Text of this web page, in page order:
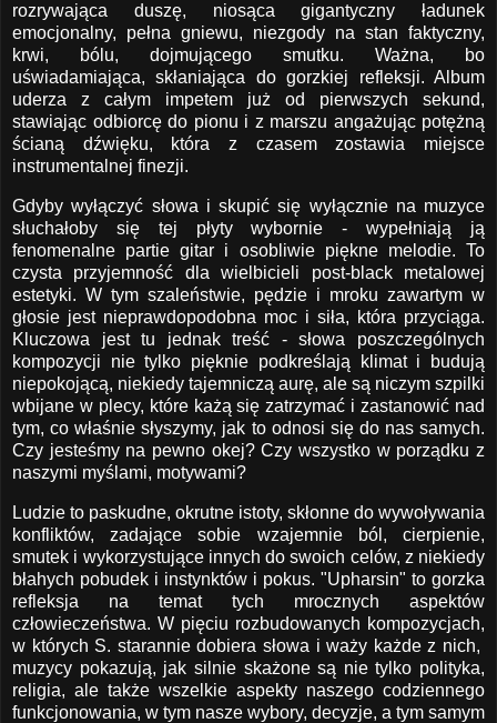
rozrywająca duszę, niosąca gigantyczny ładunek
emocjonalny, pełna gniewu, niezgody na stan faktyczny,
krwi, bólu, dojmującego smutku. Ważna, bo
uświadamiająca, skłaniająca do gorzkiej refleksji. Album
uderza z całym impetem już od pierwszych sekund,
stawiając odbiorcę do pionu i z marszu angażując potężną
ścianą dźwięku, która z czasem zostawia miejsce
instrumentalnej finezji.
Gdyby wyłączyć słowa i skupić się wyłącznie na muzyce
słuchałoby się tej płyty wybornie - wypełniają ją
fenomenalne partie gitar i osobliwie piękne melodie. To
czysta przyjemność dla wielbicieli post-black metalowej
estetyki. W tym szaleństwie, pędzie i mroku zawartym w
głosie jest nieprawdopodobna moc i siła, która przyciąga.
Kluczowa jest tu jednak treść - słowa poszczególnych
kompozycji nie tylko pięknie podkreślają klimat i budują
niepokojącą, niekiedy tajemniczą aurę, ale są niczym szpilki
wbijane w plecy, które każą się zatrzymać i zastanowić nad
tym, co właśnie słyszymy, jak to odnosi się do nas samych.
Czy jesteśmy na pewno okej? Czy wszystko w porządku z
naszymi myślami, motywami?
Ludzie to paskudne, okrutne istoty, skłonne do wywoływania
konfliktów, zadające sobie wzajemnie ból, cierpienie,
smutek i wykorzystujące innych do swoich celów, z niekiedy
błahych pobudek i instynktów i pokus. "Upharsin" to gorzka
refleksja na temat tych mrocznych aspektów
człowieczeństwa. W pięciu rozbudowanych kompozycjach,
w których S. starannie dobiera słowa i waży każde z nich,
muzycy pokazują, jak silnie skażone są nie tylko polityka,
religia, ale także wszelkie aspekty naszego codziennego
funkcjonowania, w tym nasze wybory, decyzje, a tym samym